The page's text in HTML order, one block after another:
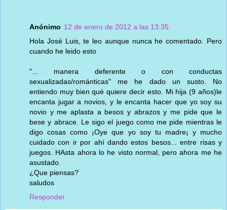
Anónimo 12 de enero de 2012 a las 13:35
Hola José Luis, te leo aunque nunca he comentado. Pero
cuando he leido esto
"... manera deferente o con conductas
sexualizadas/románticas" me he dado un susto. No
entiendo muy bien qué quiere decir esto. Mi hija (9 años)le
encanta jugar a novios, y le encanta hacer que yo soy su
novio y me aplasta a besos y abrazos y me pide que le
bese y abrace. Le sigo el juego como me pide mientras le
digo cosas como ¡Oye que yo soy tu madre¡ y mucho
cuidado con ir por ahí dando estos besos... entre risas y
juegos. HAsta ahora lo he visto normal, pero ahora me he
asustado.
¿Que piensas?
saludos
Responder